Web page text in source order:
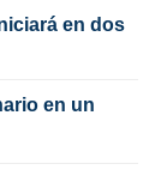
en dos
en un